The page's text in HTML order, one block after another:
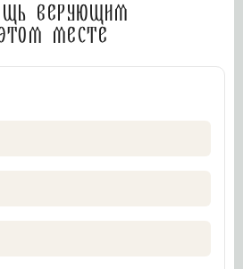
верующим
месте